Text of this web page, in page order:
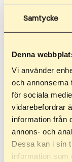
Samtycke
Denna
Vi använder
och annonserna
för sociala
vidarebefordrar
information från
annons- och
Dessa kan i sin
information som
599
rueda: 40 mm
rueda: 70 mm…